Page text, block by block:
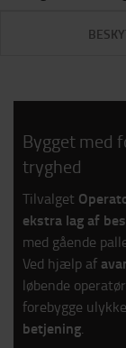
Bygget med
tryghed
Tilvalget
ekstra lag af
med gående
Ved hjælp af
løbende
forebygge
betjening.